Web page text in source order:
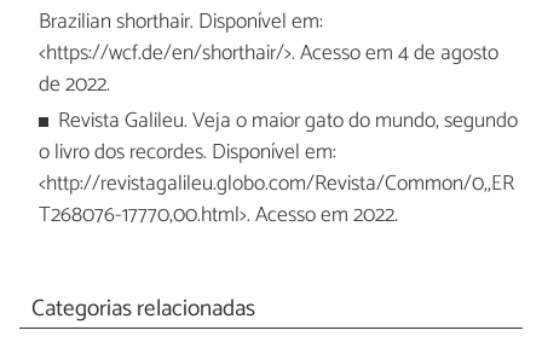
Brazilian shorthair. Disponível em:
<https://wcf.de/en/shorthair/>. Acesso em 4 de agosto
de 2022.
Revista Galileu. Veja o maior gato do mundo, segundo
o livro dos recordes. Disponível em:
<http://revistagalileu.globo.com/Revista/Common/0,,ER
T268076-17770,00.html>. Acesso em 2022.
Categorias relacionadas